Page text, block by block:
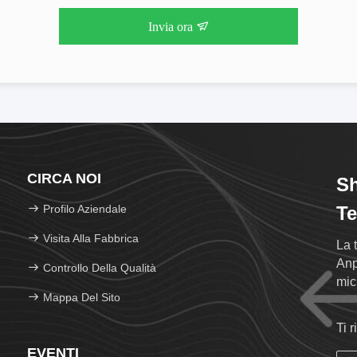
Invia ora
CIRCA NOI
Profilo Aziendale
Visita Alla Fabbrica
Controllo Della Qualità
Mappa Del Sito
EVENTI
La
Ti